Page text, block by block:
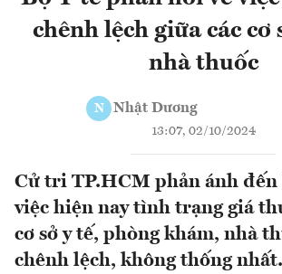
chênh lệch giữa các cơ
nhà thuốc
N Nhật Dương
13:07, 02/10/2024
Cử tri TP.HCM phản ánh đến
việc hiện nay tình trạng giá
cơ sở y tế, phòng khám, nhà
chênh lệch, không thống nhất.